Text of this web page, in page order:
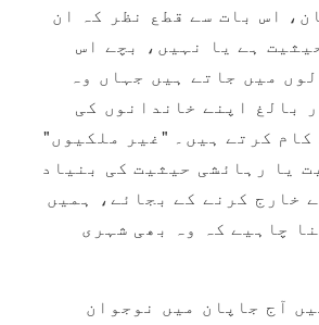
اس بات سے قطع نظر کہ ان
ہے یا نہیں، بچے اس
میں جاتے ہیں جہاں وہ
بالغ اپنے خاندانوں کی
کام کرتے ہیں۔ "غیر ملکیوں"
یا رہائشی حیثیت کی بنیاد
خارج کرنے کے بجائے، ہمیں
چاہیے کہ وہ بھی شہری
آج جاپان میں نوجوان